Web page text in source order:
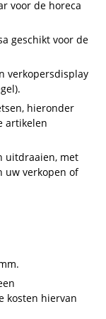
voor de horeca
geschikt voor de
verkopersdisplay
hieronder
artikelen
uitdraaien, met
uw verkopen of
kosten hiervan